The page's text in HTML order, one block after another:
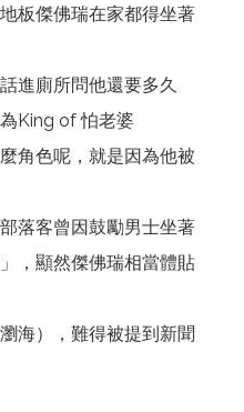
板傑佛瑞在家都得坐著
進廁所問他還要多久
King of 怕老婆
角色呢，就是因為他被
落客曾因鼓勵男士坐著
，顯然傑佛瑞相當體貼
海），難得被提到新聞